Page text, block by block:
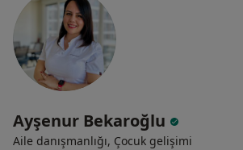
Ayşenur Bekaroğlu
Aile danışmanlığı, Çocuk gelişimi